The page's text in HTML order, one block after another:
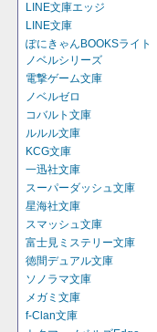
LINE文庫エッジ
LINE文庫
ぽにきゃんBOOKSライト
ノベルシリーズ
電撃ゲーム文庫
ノベルゼロ
コバルト文庫
ルルル文庫
KCG文庫
一迅社文庫
スーパーダッシュ文庫
星海社文庫
スマッシュ文庫
富士見ミステリー文庫
徳間デュアル文庫
ソノラマ文庫
メガミ文庫
f-Clan文庫